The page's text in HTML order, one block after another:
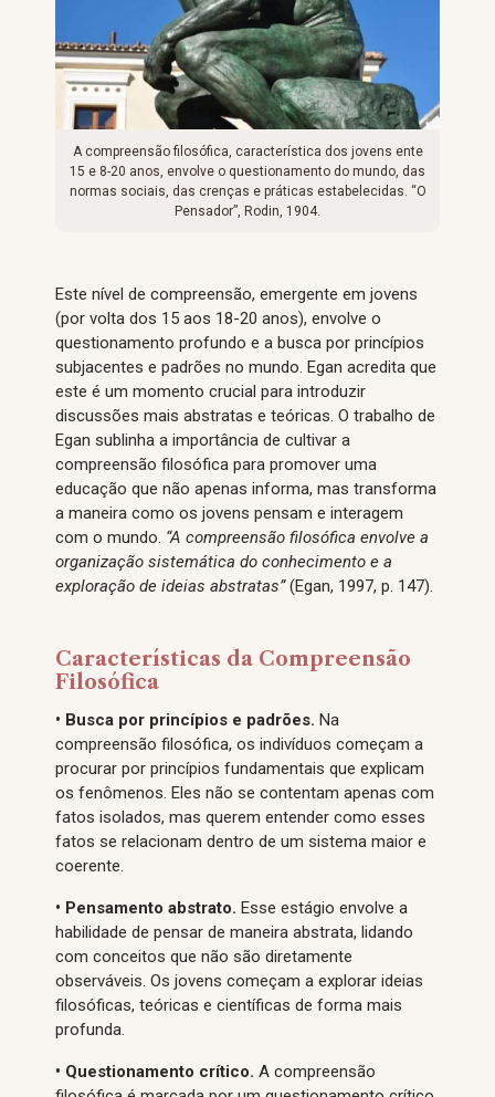
A compreensão filosófica, característica dos jovens ente
15 e 8-20 anos, envolve o questionamento do mundo, das
normas sociais, das crenças e práticas estabelecidas. “O
Pensador”, Rodin, 1904.
Este nível de compreensão, emergente em jovens
(por volta dos 15 aos 18-20 anos), envolve o
questionamento profundo e a busca por princípios
subjacentes e padrões no mundo. Egan acredita que
este é um momento crucial para introduzir
discussões mais abstratas e teóricas. O trabalho de
Egan sublinha a importância de cultivar a
compreensão filosófica para promover uma
educação que não apenas informa, mas transforma
a maneira como os jovens pensam e interagem
com o mundo. “A compreensão filosófica envolve a
organização sistemática do conhecimento e a
exploração de ideias abstratas”(Egan, 1997, p. 147).
Características da Compreensão
Filosófica
• Busca por princípios e padrões. Na
compreensão filosófica, os indivíduos começam a
procurar por princípios fundamentais que explicam
os fenômenos. Eles não se contentam apenas com
fatos isolados, mas querem entender como esses
fatos se relacionam dentro de um sistema maior e
coerente.
• Pensamento abstrato. Esse estágio envolve a
habilidade de pensar de maneira abstrata, lidando
com conceitos que não são diretamente
observáveis. Os jovens começam a explorar ideias
filosóficas, teóricas e científicas de forma mais
profunda.
• Questionamento crítico. A compreensão